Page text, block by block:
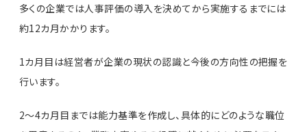
多くの企業では人事評価の導入を決めてから実施するまでには
約12カ月かかります。
1カ月目は経営者が企業の現状の認識と今後の方向性の把握を
行います。
2～4カ月目までは能力基準を作成し、具体的にどのような職位